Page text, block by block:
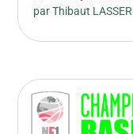
parThibaut LASSER